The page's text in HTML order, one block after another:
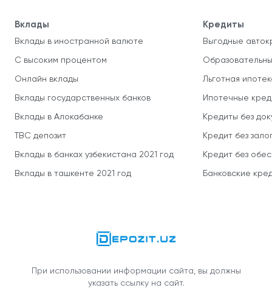
Вклады
Вклады в иностранной валюте
С высоким процентом
Онлайн вклады
Вклады государственных банков
Вклады в Алокабанке
TBC депозит
Вклады в банках узбекистана 2021 год
Вклады в ташкенте 2021 год
Кредиты
Выгодные
Льготная
Ипотечные
Кредиты без
Кредит без
Кредит без
Банковские
При использовании информации сайта, вы должны
указать ссылку на сайт.